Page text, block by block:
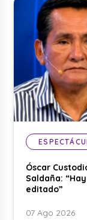
Óscar
Saldaña:
editado”
07 Ago 2026